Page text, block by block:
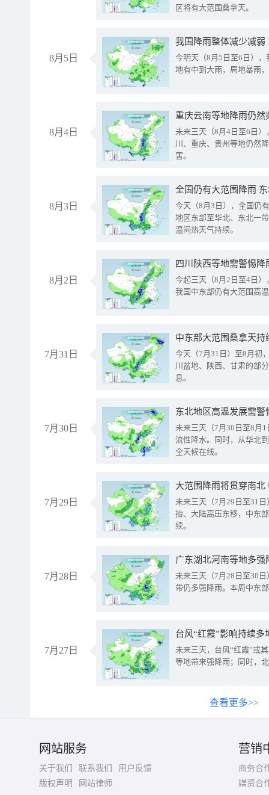
区将有大范围桑拿天。
8月5日
我国降雨整体减少减弱
今明天（8月5日至6日）
地有中到大雨，局地暴雨
8月4日
重庆云南等地降雨仍然
未来三天（8月4日至6日
川、重庆、贵州等地仍然
害。
8月3日
全国仍有大范围降雨
今天（8月3日），全国仍
地区东部至华北、东北一
温闷热天气持续。
8月2日
今起三天（8月2日至4日
我国中东部仍有大范围高
7月31日
中东部大范围桑拿天
今天（7月31日）至8月初
川盆地、陕西、甘肃的部
息。
7月30日
东北地区高温发展需
未来三天（7月30日至8月
流性降水。同时，从华北
全天候在线。
7月29日
大范围降雨将贯穿南
未来三天（7月29日至31
抬、大陆高压东移，中东
续。
7月28日
广东湖北河南等地多
未来三天（7月28日至30
带仍多强降雨。本周中东
7月27日
台风“红霞”影响持续
未来三天，台风“红霞”或
等地带来强降雨；同时，
查看更多>>
网站服务
关于我们 联系我们
用户反馈
版权声明
网站律师
营销
商务合
媒资合